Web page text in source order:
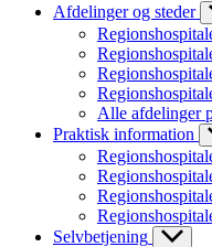
Afdelinger og steder
Alle afdelinger
Praktisk information
Selvbetjening